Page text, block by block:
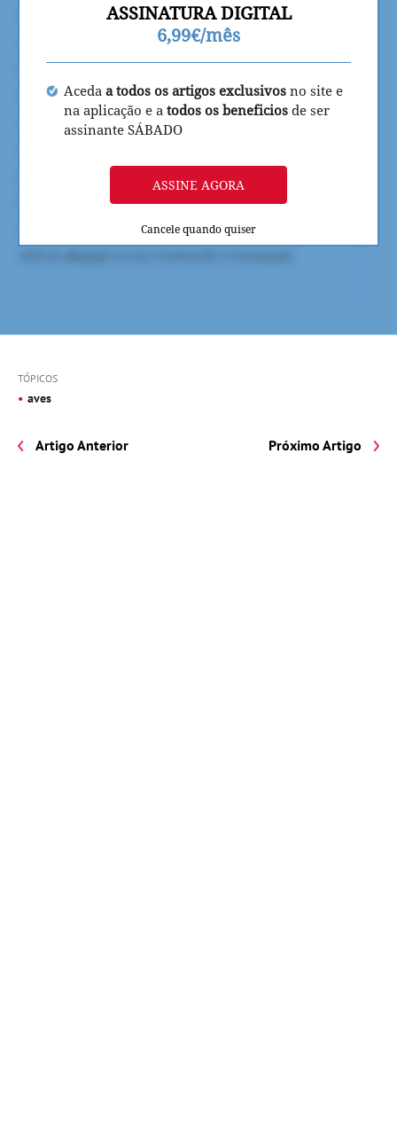
ASSINATURA DIGITAL
6,99€/mês
Aceda a todos os artigos exclusivos no site e
na aplicação e a todos os beneficios de ser
assinante SÁBADO
ASSINE AGORA
Cancele quando quiser
TÓPICOS
aves
Artigo Anterior Próximo Artigo